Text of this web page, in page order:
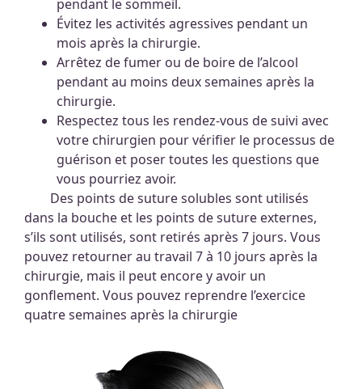
pendant le sommeil.
Évitez les activités agressives pendant un
mois après la chirurgie.
Arrêtez de fumer ou de boire de l’alcool
pendant au moins deux semaines après la
chirurgie.
Respectez tous les rendez-vous de suivi avec
votre chirurgien pour vérifier le processus de
guérison et poser toutes les questions que
vous pourriez avoir.
Des points de suture solubles sont utilisés
dans la bouche et les points de suture externes,
s’ils sont utilisés, sont retirés après 7 jours. Vous
pouvez retourner au travail 7 à 10 jours après la
chirurgie, mais il peut encore y avoir un
gonflement. Vous pouvez reprendre l’exercice
quatre semaines après la chirurgie